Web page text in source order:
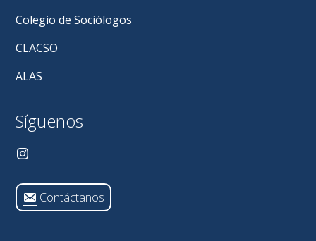
Colegio de Sociólogos
CLACSO
ALAS
Síguenos
Contáctanos